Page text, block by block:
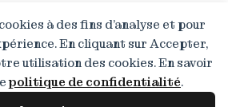
à des fins d’analyse et pour
En cliquant sur Accepter,
utilisation des cookies. En savoir
politique de confidentialité.
right reserved
: Les
ouvertes
reprendront